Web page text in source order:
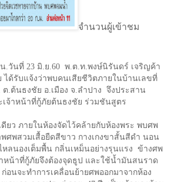
จำนวนผู้เข้าชม
น.วันที่ 23 มิ.ย. 60 พ.ต.ท.พงษ์นิรันดร์ เจริญค้า
ได้รับแจ้งว่าพบคนเสียชีวิตภายในบ้านเลขที่
ต.ต้นธงชัย อ.เมือง จ.ลำปาง จึงประสาน
เจ้าหน้าที่กู้ภัยต้นธงชัย ร่วมชันสูตร
ยว ภายในห้องจัดไว้คล้ายกับห้องพระ พบศพ
ศพสวมเสื้อยืดสีขาว กางเกงขาสั้นสีดำ นอน
หลนองเต็มพื้น กลิ่นเหม็นอย่างรุนแรง ข้างศพ
าหน้าที่กู้ภัยจึงต้องจุดธูป และใช้น้ำมันสนราด
อนจะทำการเคลื่อนย้ายศพออกมาจากห้อง